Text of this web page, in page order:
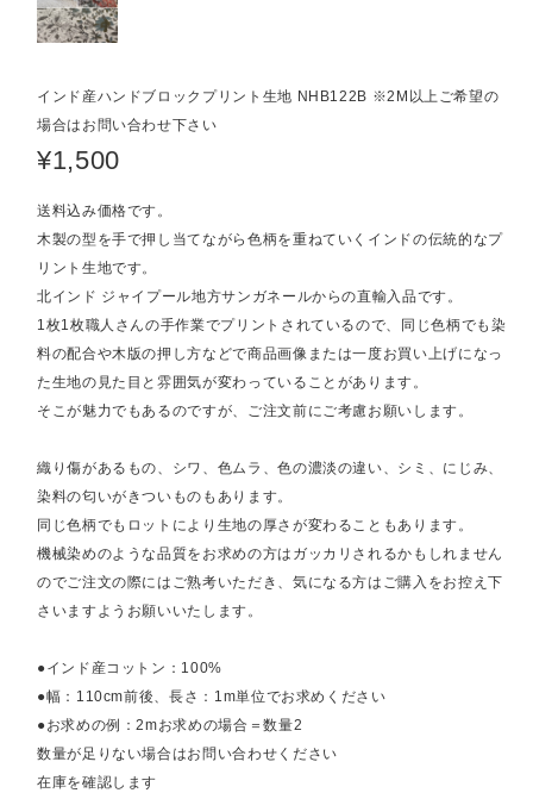
インド産ハンドブロックプリント生地 NHB122B ※2M以上ご希望の
場合はお問い合わせ下さい
¥1,500
送料込み価格です。
木製の型を手で押し当てながら色柄を重ねていくインドの伝統的なプ
リント生地です。
北インド ジャイプール地方サンガネールからの直輸入品です。
1枚1枚職人さんの手作業でプリントされているので、同じ色柄でも染
料の配合や木版の押し方などで商品画像または一度お買い上げになっ
た生地の見た目と雰囲気が変わっていることがあります。
そこが魅力でもあるのですが、ご注文前にご考慮お願いします。
織り傷があるもの、シワ、色ムラ、色の濃淡の違い、シミ、にじみ、
染料の匂いがきついものもあります。
同じ色柄でもロットにより生地の厚さが変わることもあります。
機械染めのような品質をお求めの方はガッカリされるかもしれません
のでご注文の際にはご熟考いただき、気になる方はご購入をお控え下
さいますようお願いいたします。
●インド産コットン：100%
●幅：110cm前後、長さ：1m単位でお求めください
●お求めの例：2mお求めの場合＝数量2
数量が足りない場合はお問い合わせください
在庫を確認します